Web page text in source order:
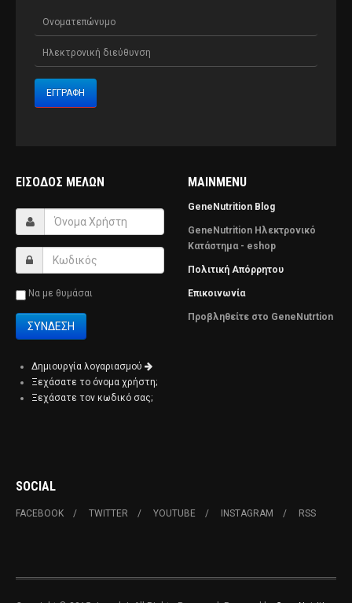
ΕΊΣΟΔΟΣ ΜΕΛΏΝ
Να με θυμάσαι
Δημιουργία λογαριασμού
Ξεχάσατε το όνομα χρήστη;
Ξεχάσατε τον κωδικό σας;
MAINMENU
GeneNutrition Blog
GeneNutrition Ηλεκτρονικό
Κατάστημα - eshop
Πολιτική Απόρρητου
Επικοινωνία
Προβληθείτε στο GeneNutrtion
SOCIAL
FACEBOOK TWITTER YOUTUBE INSTAGRAM RSS